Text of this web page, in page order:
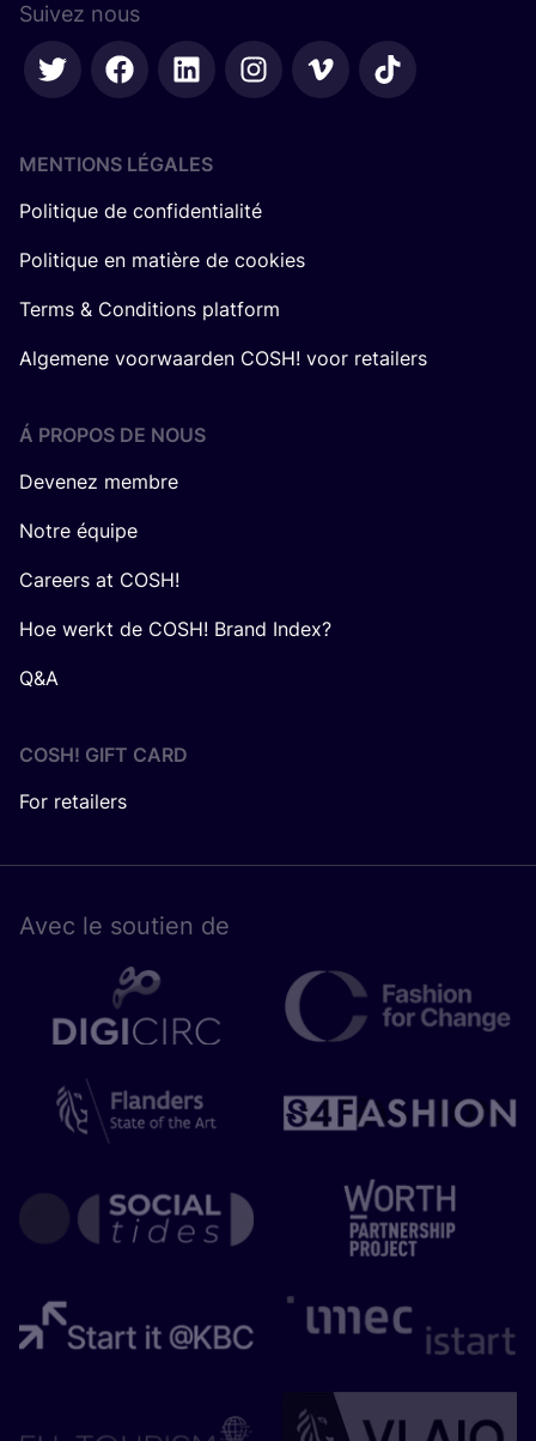
Suivez nous
MENTIONS LÉGALES
Politique de confidentialité
Politique en matière de cookies
Terms & Conditions platform
Algemene voorwaarden COSH! voor retailers
Á PROPOS DE NOUS
Devenez membre
Notre équipe
Careers at COSH!
Hoe werkt de COSH! Brand Index?
Q&A
COSH! GIFT CARD
For retailers
Avec le sou­tien de